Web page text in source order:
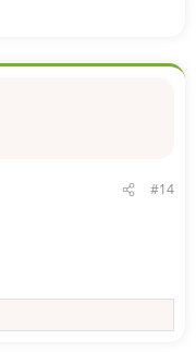
#14